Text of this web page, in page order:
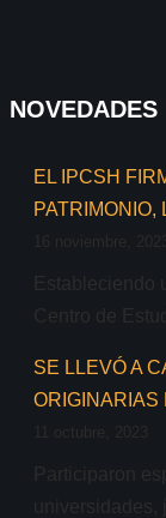
NOVEDADES
EL IPCSH
PATRIMONIO,
Estableciendo
Centro de
SE LLEVÓ A
ORIGINARIAS
Participaron